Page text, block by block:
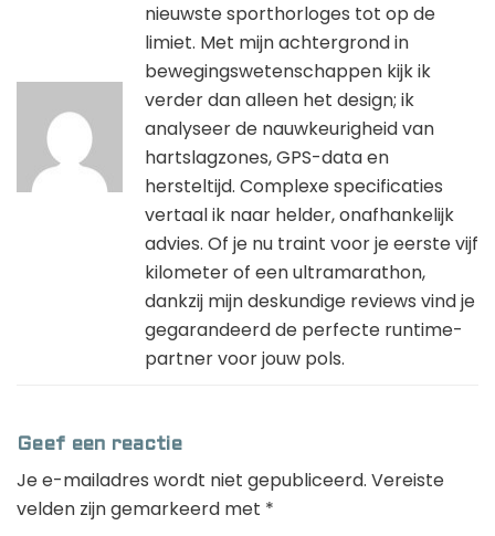
nieuwste sporthorloges tot op de
limiet. Met mijn achtergrond in
bewegingswetenschappen kijk ik
verder dan alleen het design; ik
analyseer de nauwkeurigheid van
hartslagzones, GPS-data en
hersteltijd. Complexe specificaties
vertaal ik naar helder, onafhankelijk
advies. Of je nu traint voor je eerste vijf
kilometer of een ultramarathon,
dankzij mijn deskundige reviews vind je
gegarandeerd de perfecte runtime-
partner voor jouw pols.
Geef een reactie
Je e-mailadres wordt niet gepubliceerd. Vereiste
velden zijn gemarkeerd met *